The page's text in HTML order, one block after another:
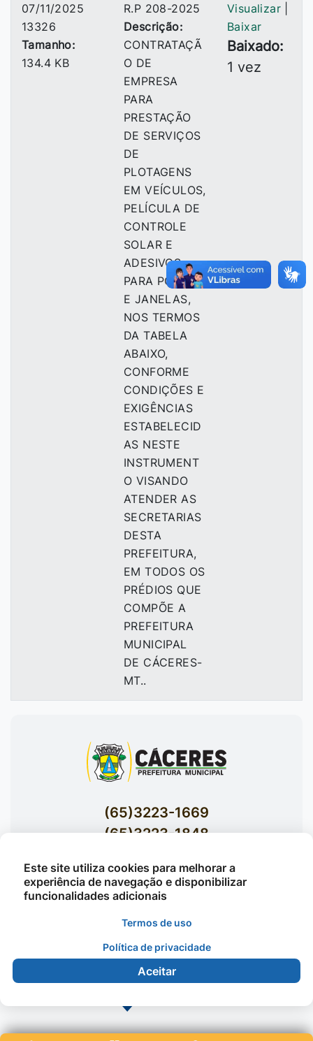
07/11/2025
13326
Tamanho:
134.4 KB
R.P 208-2025
Descrição:
CONTRATAÇÃ
O DE
EMPRESA
PARA
PRESTAÇÃO
DE SERVIÇOS
DE
PLOTAGENS
EM VEÍCULOS,
PELÍCULA DE
CONTROLE
SOLAR E
ADESIVOS
PARA PORTAS
E JANELAS,
NOS TERMOS
DA TABELA
ABAIXO,
CONFORME
CONDIÇÕES E
EXIGÊNCIAS
ESTABELECID
AS NESTE
INSTRUMENT
O VISANDO
ATENDER AS
SECRETARIAS
DESTA
PREFEITURA,
EM TODOS OS
PRÉDIOS QUE
COMPÕE A
PREFEITURA
MUNICIPAL
DE CÁCERES-
MT..
Visualizar
Baixar
Baixado:
1 vez
(65)3223-1669
(65)3223-1848
Av. Brasil nº 119 Bairro Jardim Celeste -
Cáceres
©2026 - Prefeitura Municipal de Cáceres - Todos os
direitos reservados
Este site utiliza cookies para melhorar a
experiência de navegação e disponibilizar
funcionalidades adicionais
Termos de uso
Política de privacidade
Aceitar